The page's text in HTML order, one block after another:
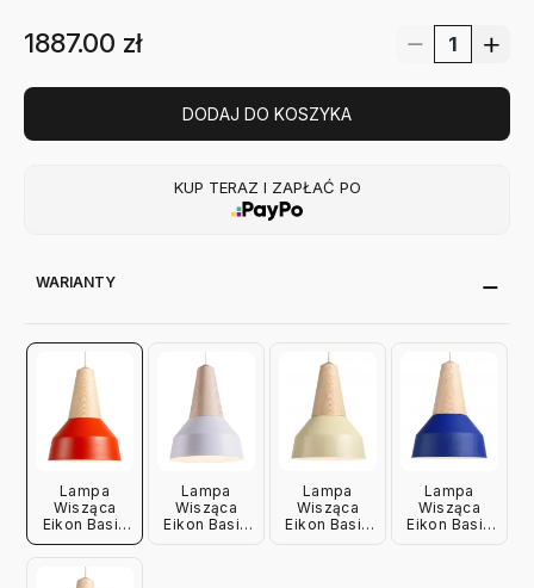
1887.00 zł
DODAJ DO KOSZYKA
KUP TERAZ I ZAPŁAĆ PO
WARIANTY
Lampa
Wisząca
Eikon Basic
Czerwona
Schneid
Lampa
Wisząca
Eikon Basic
Lampa
Wisząca
Eikon Basic
Lampa
Wisząca
Eikon Basic